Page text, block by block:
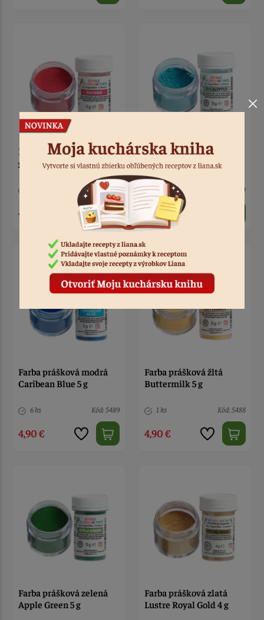
Farba prášková Fuchsia 5
g
Kód: 5491
4,90 €
Farba prášková modrá
Eucalyptus 5 g
10 ks Kód: 5490
4,90 €
Farba prášková modrá
Caribean Blue 5 g
6 ks Kód: 5489
4,90 €
Farba prášková žltá
Buttermilk 5 g
1 ks Kód: 5488
4,90 €
Farba prášková zelená
Apple Green 5 g
Farba prášková zlatá
Lustre Royal Gold 4 g